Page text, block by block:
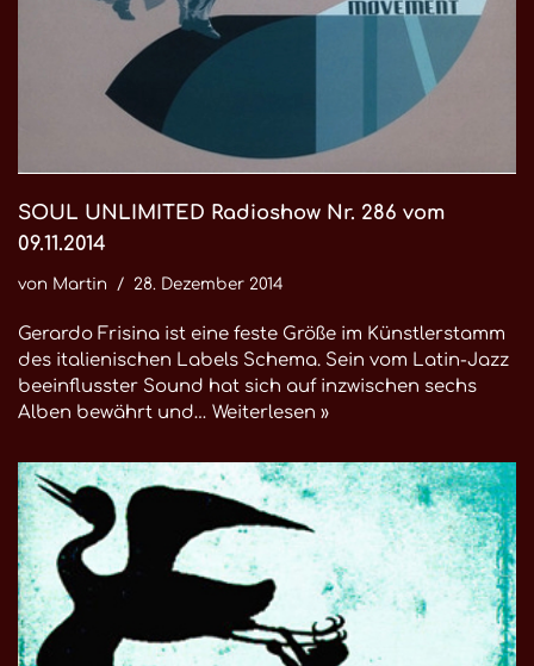
SOUL UNLIMITED Radioshow Nr. 286 vom
09.11.2014
von Martin 28. Dezember 2014
Gerardo Frisina ist eine feste Größe im Künstlerstamm
des italienischen Labels Schema. Sein vom Latin-Jazz
beeinflusster Sound hat sich auf inzwischen sechs
Alben bewährt und… Weiterlesen »